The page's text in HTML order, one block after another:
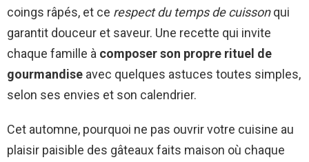
coings râpés, et ce respect du temps de cuissonqui
garantit douceur et saveur. Une recette qui invite
chaque famille à composer son propre rituel de
gourmandise avec quelques astuces toutes simples,
selon ses envies et son calendrier.
Cet automne, pourquoi ne pas ouvrir votre cuisine au
plaisir paisible des gâteaux faits maison où chaque